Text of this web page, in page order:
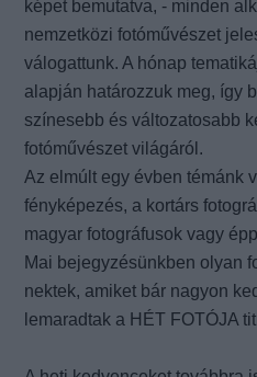
képet bemutatva, - minden
nemzetközi fotóművészet
válogattunk. A hónap
alapján határozzuk meg, így
színesebb és változatosabb
fotóművészet világáról.
Az elmúlt egy évben témánk
fényképezés, a kortárs
magyar fotográfusok vagy
Mai bejegyzésünkben olyan
nektek, amiket bár nagyon
lemaradtak a HÉT FOTÓJA